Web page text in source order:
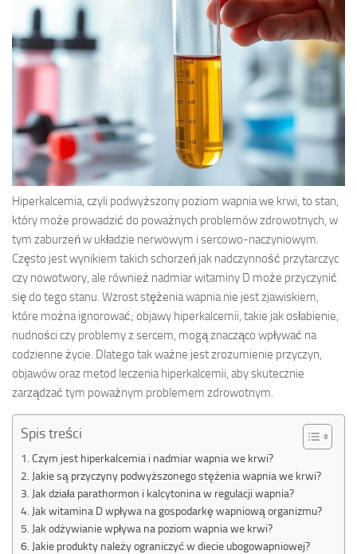
Hiperkalcemia, czyli podwyższony poziom wapnia we krwi, to stan,
który może prowadzić do poważnych problemów zdrowotnych, w
tym zaburzeń w układzie nerwowym i sercowo-naczyniowym.
Często jest wynikiem takich schorzeń jak nadczynność przytarczyc
czy nowotwory, ale również nadmiar witaminy D może przyczynić
się do tego stanu. Wzrost stężenia wapnia nie jest zjawiskiem,
które można ignorować; objawy hiperkalcemii, takie jak osłabienie,
nudności czy problemy z sercem, mogą znacząco wpływać na
codzienne życie. Dlatego tak ważne jest zrozumienie przyczyn,
objawów oraz metod leczenia hiperkalcemii, aby skutecznie
zarządzać tym poważnym problemem zdrowotnym.
Spis treści
Czym jest hiperkalcemia i nadmiar wapnia we krwi?
Jakie są przyczyny podwyższonego stężenia wapnia we krwi?
Jak działa parathormon i kalcytonina w regulacji wapnia?
Jak witamina D wpływa na gospodarkę wapniową organizmu?
Jak odżywianie wpływa na poziom wapnia we krwi?
Jakie produkty należy ograniczyć w diecie ubogowapniowej?